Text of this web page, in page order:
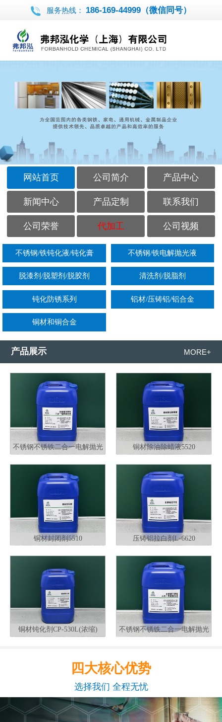
服务热线： 186-169-44999（微信同号）
网站首页 公司简介 产品中心
新闻中心 产品定制 联系我们
公司荣誉 代加工 公司视频
不锈钢/铁钝化液/钝化膏 不锈钢/铁电解抛光液
脱漆剂/脱塑剂/脱胶剂 清洗剂/脱脂剂
钝化防锈系列 铝材/压铸铝/铝合金
铜材和铜合金
产品展示 MORE+
不锈钢不锈铁二合一电解抛光
铜材除油除蜡液5520
铜材封闭剂5510 压铸铝拉白剂L-6620
铜材钝化剂CP-530L(浓缩)
不锈钢不锈铁二合一电解抛光
四大核心优势
选择我们 全程无忧